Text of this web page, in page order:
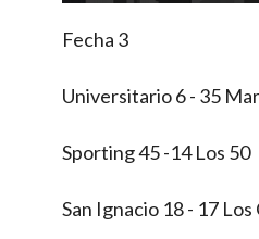
Fecha 3
Universitario 6 - 35
Sporting 45 -14 Los 50
San Ignacio 18 - 17 Los